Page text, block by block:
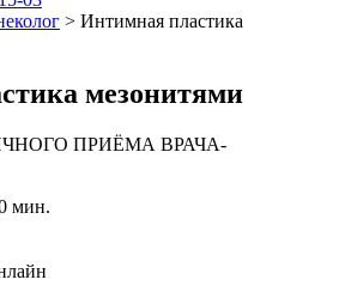
> Интимная пластика
мезонитями
ПРИЁМА ВРАЧА-
мин.